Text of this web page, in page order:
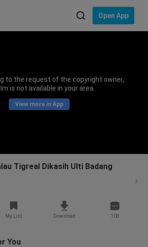
Open App
to the request of the copyright owner,
is not available in your area.
View more in App
Tigreal Dikasih Ulti Badang
My List Download 108
You
language